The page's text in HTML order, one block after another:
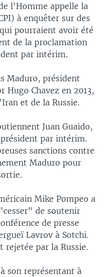
l'Homme appelle la
à enquêter sur des
pourraient avoir été
de la proclamation
par intérim.
Maduro, président
Chavez en 2013,
et de la Russie.
Juan Guaido,
par intérim.
sanctions contre
Maduro pour
Mike Pompeo a
de soutenir
de presse
Lavrov à Sotchi.
rejetée par la Russie.
son représentant à